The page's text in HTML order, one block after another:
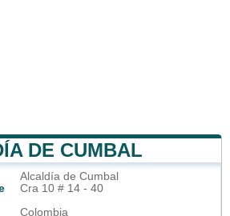
DE CUMBAL
Alcaldía de Cumbal
Cra 10 # 14 - 40
Colombia